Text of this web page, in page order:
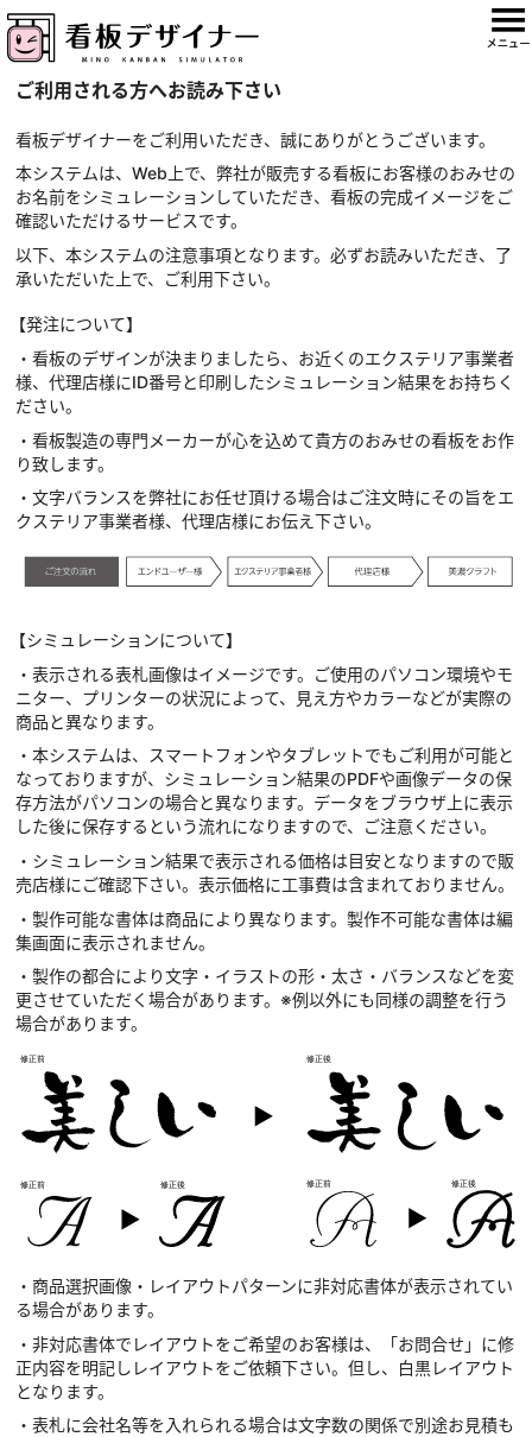
ご利用される方へお読み下さい
看板デザイナーをご利用いただき、誠にありがとうございます。
本システムは、Web上で、弊社が販売する看板にお客様のおみせの
お名前をシミュレーションしていただき、看板の完成イメージをご
確認いただけるサービスです。
以下、本システムの注意事項となります。必ずお読みいただき、了
承いただいた上で、ご利用下さい。
【発注について】
・看板のデザインが決まりましたら、お近くのエクステリア事業者
様、代理店様にID番号と印刷したシミュレーション結果をお持ちく
ださい。
・看板製造の専門メーカーが心を込めて貴方のおみせの看板をお作
り致します。
・文字バランスを弊社にお任せ頂ける場合はご注文時にその旨をエ
クステリア事業者様、代理店様にお伝え下さい。
【シミュレーションについて】
・表示される表札画像はイメージです。ご使用のパソコン環境やモ
ニター、プリンターの状況によって、見え方やカラーなどが実際の
商品と異なります。
・本システムは、スマートフォンやタブレットでもご利用が可能と
なっておりますが、シミュレーション結果のPDFや画像データの保
存方法がパソコンの場合と異なります。データをブラウザ上に表示
した後に保存するという流れになりますので、ご注意ください。
・シミュレーション結果で表示される価格は目安となりますので販
売店様にご確認下さい。表示価格に工事費は含まれておりません。
・製作可能な書体は商品により異なります。製作不可能な書体は編
集画面に表示されません。
・製作の都合により文字・イラストの形・太さ・バランスなどを変
更させていただく場合があります。※例以外にも同様の調整を行う
場合があります。
・商品選択画像・レイアウトパターンに非対応書体が表示されてい
る場合があります。
・非対応書体でレイアウトをご希望のお客様は、「お問合せ」に修
正内容を明記しレイアウトをご依頼下さい。但し、白黒レイアウト
となります。
・表札に会社名等を入れられる場合は文字数の関係で別途お見積も